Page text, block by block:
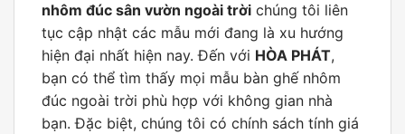
nhôm đúc sân vườn ngoài trời chúng tôi liên
tục cập nhật các mẫu mới đang là xu hướng
hiện đại nhất hiện nay. Đến với HÒA PHÁT,
bạn có thể tìm thấy mọi mẫu bàn ghế nhôm
đúc ngoài trời phù hợp với không gian nhà
bạn. Đặc biệt, chúng tôi có chính sách tính giá